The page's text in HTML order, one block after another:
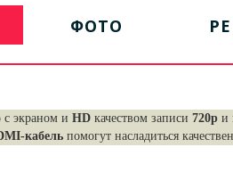
ФОТО
с экраном и HD качеством записи 720р и
кабель помогут насладиться